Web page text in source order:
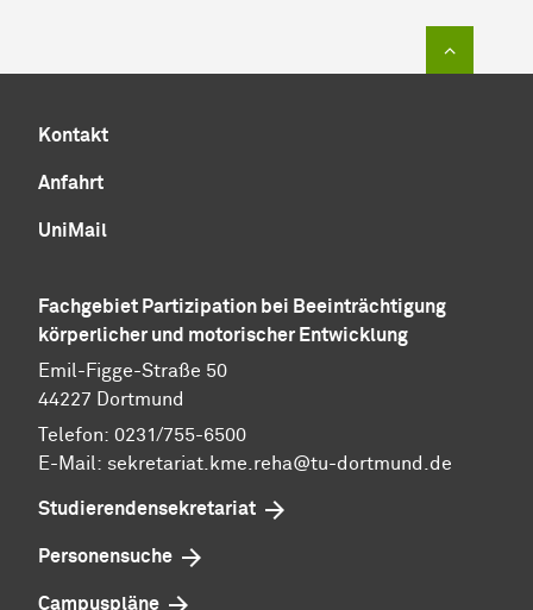
Kontakt
Anfahrt
UniMail
Fachgebiet Partizipation bei Beeinträchtigung
körperlicher und motorischer Entwicklung
Emil-Figge-Straße 50
44227 Dortmund
Telefon: 0231/755-6500
E-Mail: sekretariat.kme.reha@tu-dortmund.de
Studierendensekretariat
Personensuche
Campuspläne